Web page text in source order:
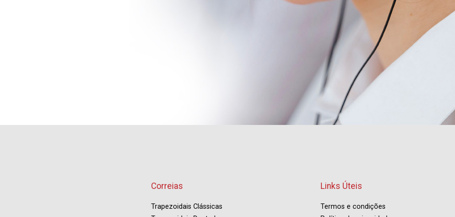
Correias
Trapezoidais Clássicas
Links Úteis
Termos e condições